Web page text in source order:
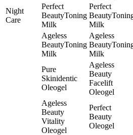
Night
Care
Perfect
BeautyToning
Milk
Perfect
Milk
Ageless
BeautyToning
Milk
Ageless
Milk
Pure
Skinidentic
Oleogel
Ageless
Beauty
Facelift
Oleogel
Ageless
Beauty
Vitality
Oleogel
Perfect
Beauty
Oleogel